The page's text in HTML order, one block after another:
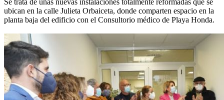
ubican en la calle Julieta Orbaiceta, donde comparten espacio en la
planta baja del edificio con el Consultorio médico de Playa Honda.